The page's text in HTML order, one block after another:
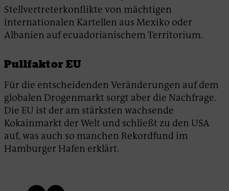
Stellvertreterkonflikte von mächtigen
internationalen Kartellen aus Mexiko oder
Albanien auf ecuadorianischem Territorium.
Pullfaktor EU
Für die entscheidenden Veränderungen auf dem
globalen Drogenmarkt sorgt aber die Nachfrage.
Die EU ist der am stärksten wachsende
Kokainmarkt der Welt und schließt zu den USA
auf, was auch so manchen Rekordfund im
Hamburger Hafen erklärt.